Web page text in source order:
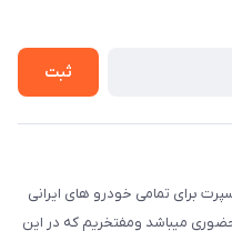
ثبت
برای تمامی خودرو های ایرانی
و حضوری میباشد ومفتخریم که در این